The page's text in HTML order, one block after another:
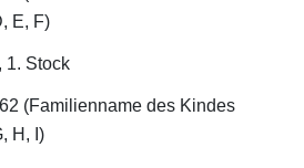
E, F)
1. Stock
(Familienname des Kindes
H, I)